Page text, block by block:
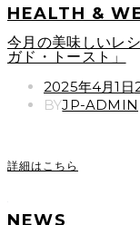
HEALTH &
今月の美味しいレ
ガド・トースト」
POSTED
ON
2025年4月1日
BYJP-ADMIN
詳細はこちら
NEWS